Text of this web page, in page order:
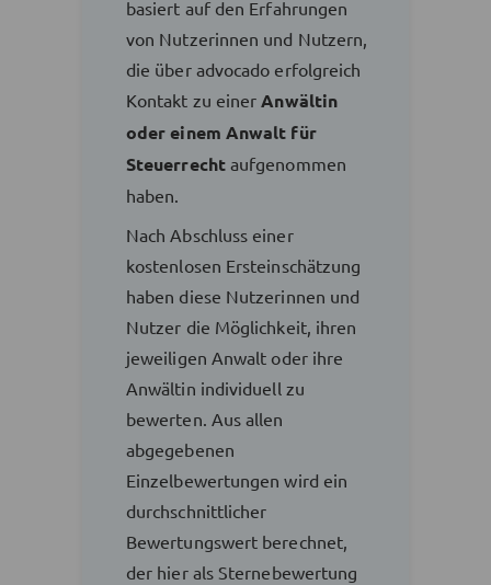
basiert auf den Erfahrungen
von Nutzerinnen und Nutzern,
die über advocado erfolgreich
Kontakt zu einerAnwältin
oder einem Anwalt für
Steuerrechtaufgenommen
haben.
Nach Abschluss einer
kostenlosen Ersteinschätzung
haben diese Nutzerinnen und
Nutzer die Möglichkeit, ihren
jeweiligen Anwalt oder ihre
Anwältin individuell zu
bewerten. Aus allen
abgegebenen
Einzelbewertungen wird ein
durchschnittlicher
Bewertungswert berechnet,
der hier als Sternebewertung